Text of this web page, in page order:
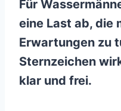
Für
eine Last ab, die
Erwartungen zu
Sternzeichen
klar und frei.